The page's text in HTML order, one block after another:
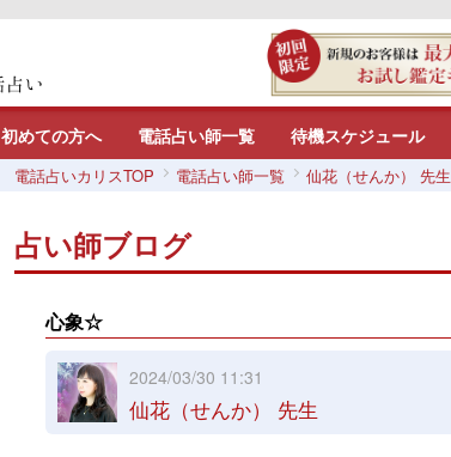
初めての方へ 電話占い師一覧 待機スケジュール
電話占いカリスTOP 電話占い師一覧 仙花（せんか） 先生
占い師ブログ
心象☆
2024/03/30 11:31
仙花（せんか） 先生